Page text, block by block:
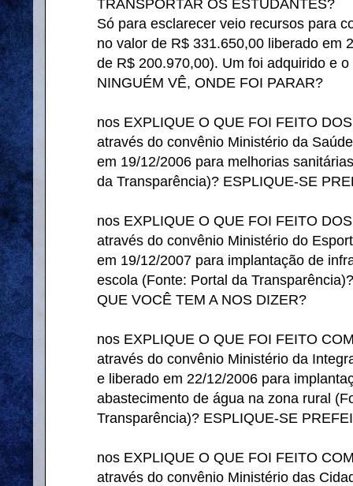
TRANSPORTAR OS ESTUDANTES?
Só para esclarecer veio recursos para
no valor de R$ 331.650,00 liberado em
de R$ 200.970,00). Um foi adquirido e
NINGUÉM VÊ, ONDE FOI PARAR?
nos EXPLIQUE O QUE FOI FEITO
através do convênio Ministério da
em 19/12/2006 para melhorias
da Transparência)? ESPLIQUE-SE
nos EXPLIQUE O QUE FOI FEITO
através do convênio Ministério do
em 19/12/2007 para implantação de
escola (Fonte: Portal da
QUE VOCÊ TEM A NOS DIZER?
nos EXPLIQUE O QUE FOI FEITO
através do convênio Ministério da
e liberado em 22/12/2006 para
abastecimento de água na zona rural
Transparência)? ESPLIQUE-SE
nos EXPLIQUE O QUE FOI FEITO
através do convênio Ministério das